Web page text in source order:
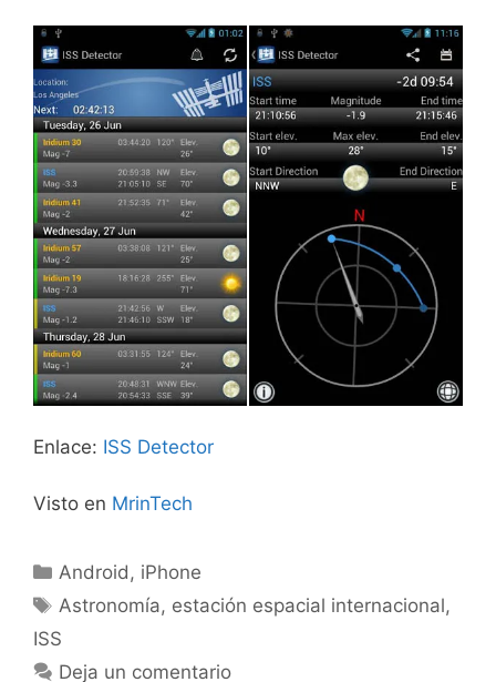
Enlace: ISS Detector
Visto en MrinTech
Categorías
Android , iPhone
Etiquetas
Astronomía, estación espacial internacional,
ISS
Deja un comentario